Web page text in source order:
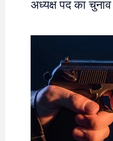
अध्यक्ष पद का चुनाव